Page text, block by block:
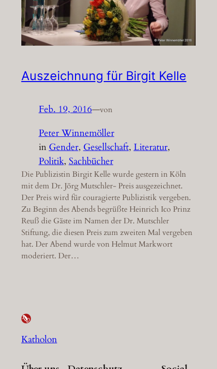
Auszeichnung für Birgit Kelle
Feb. 19, 2016—von
Peter Winnemöller
in Gender, Gesellschaft, Literatur
Politik, Sachbücher
Die Publizistin Birgit Kelle wurde gestern in Köln
mit dem Dr. Jörg Mutschler- Preis ausgezeichnet.
Der Preis wird für couragierte Publizistik vergeben.
Zu Beginn des Abends begrüßte Heinrich Ico Prinz
Reuß die Gäste im Namen der Dr. Mutschler
Stiftung, die diesen Preis zum zweiten Mal vergeben
hat. Der Abend wurde von Helmut Markwort
moderiert. Der…
Katholon